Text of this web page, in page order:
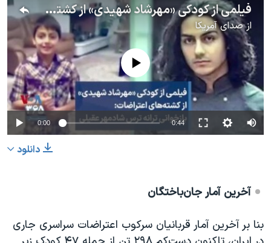
فیلمی از کودکی «مهرشاد شهیدی» از کشته‌های اعتراضات: بازخوانی ترانه ترس شادمهر عقیلی
ازصدای آمریکا
No media source currently available
0:00 0:44
دانلود
آخرین آمار جان‌باختگان
بنا بر آخرین آمار قربانیان سرکوب اعتراضات سراسری جاری